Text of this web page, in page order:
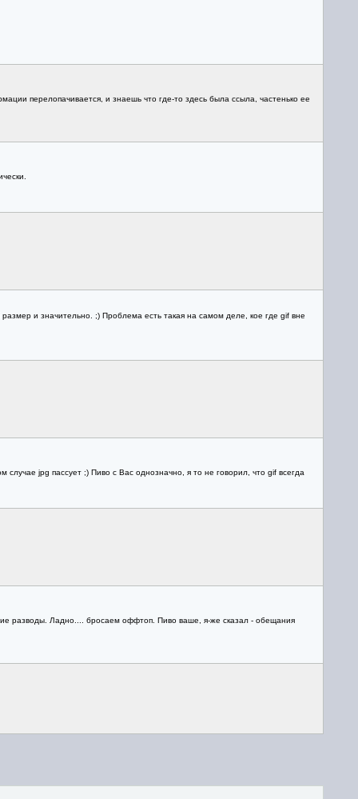
перелопачивается, и знаешь что где-то здесь была ссыла, частенько ее
и значительно. ;) Проблема есть такая на самом деле, кое где gif вне
случае jpg пассует ;) Пиво с Вас однозначно, я то не говорил, что gif всегда
разводы. Ладно.... бросаем оффтоп. Пиво ваше, я-же сказал - обещания